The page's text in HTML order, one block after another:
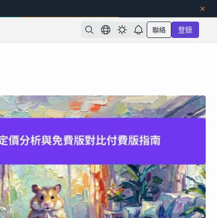
聯絡 登錄